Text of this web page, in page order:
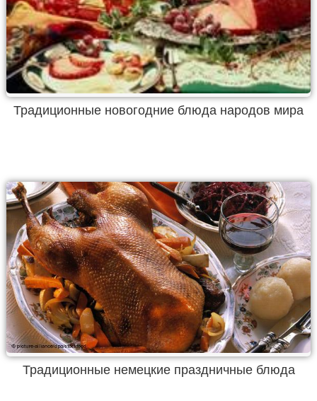
Традиционные новогодние блюда народов мира
Традиционные немецкие праздничные блюда